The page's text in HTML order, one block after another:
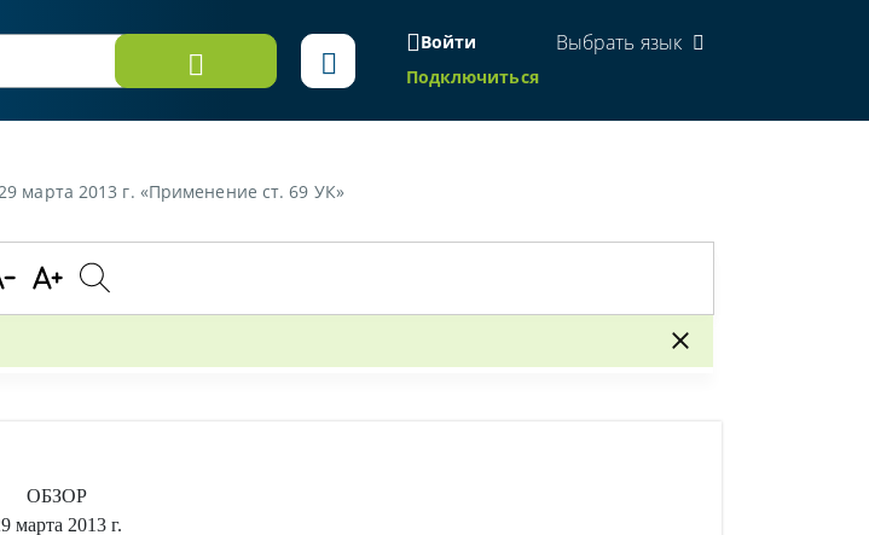
Войти
Подключиться
Выбрать язык
марта 2013 г. «Применение ст. 69 УК»
ОБЗОР
марта 2013 г.